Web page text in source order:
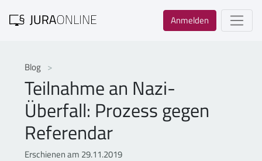
Anmelden
Blog
Teilnahme an Nazi-
Überfall: Prozess gegen
Referendar
Erschienen am 29.11.2019